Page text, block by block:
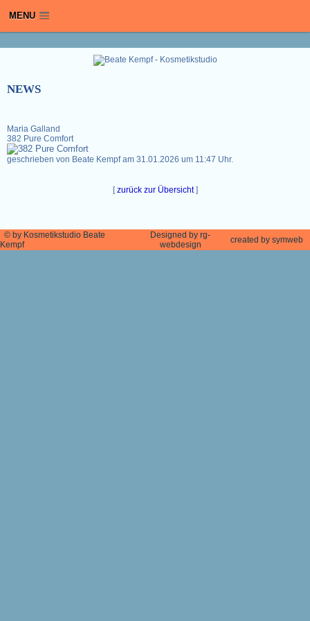
MENU
NEWS
Maria Galland
382 Pure Comfort
geschrieben von Beate Kempf am 31.01.2026 um 11:47 Uhr.
[zurück zur Übersicht]
© by Kosmetikstudio Beate
Kempf
Designed by rg-
webdesign
created by symweb